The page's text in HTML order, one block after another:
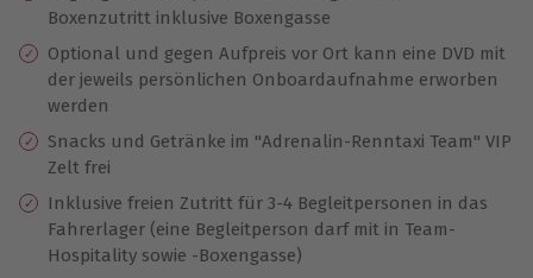
Boxenzutritt inklusive Boxengasse
Optional und gegen Aufpreis vor Ort kann eine DVD mit
der jeweils persönlichen Onboardaufnahme erworben
werden
Snacks und Getränke im "Adrenalin-Renntaxi Team" VIP
Zelt frei
Inklusive freien Zutritt für 3-4 Begleitpersonen in das
Fahrerlager (eine Begleitperson darf mit in Team-
Hospitality sowie -Boxengasse)